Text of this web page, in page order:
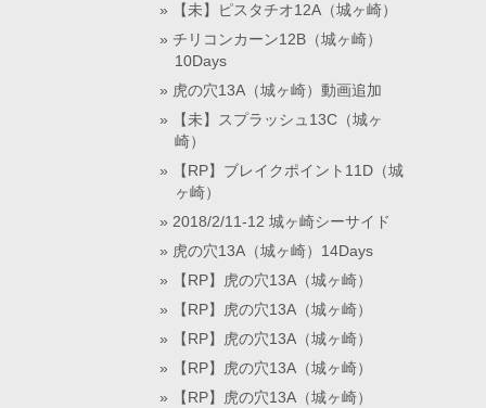
【未】ピスタチオ12A（城ヶ崎）
チリコンカーン12B（城ヶ崎）
10Days
虎の穴13A（城ヶ崎）動画追加
【未】スプラッシュ13C（城ヶ
崎）
【RP】ブレイクポイント11D（城
ヶ崎）
2018/2/11-12 城ヶ崎シーサイド
虎の穴13A（城ヶ崎）14Days
【RP】虎の穴13A（城ヶ崎）
【RP】虎の穴13A（城ヶ崎）
【RP】虎の穴13A（城ヶ崎）
【RP】虎の穴13A（城ヶ崎）
【RP】虎の穴13A（城ヶ崎）